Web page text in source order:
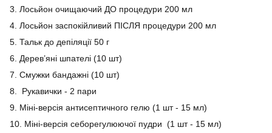
3. Лосьйон очищаючий ДО процедури 200 мл
4. Лосьйон заспокійливий ПІСЛЯ процедури 200 мл
5. Тальк до депіляції 50 г
6. Дерев’яні шпателі (10 шт)
7. Смужки бандажні (10 шт)
8. Рукавички - 2 пари
9. Міні-версія антисептичного гелю (1 шт - 15 мл)
10. Міні-версія себорегулюючої пудри (1 шт - 15 мл)